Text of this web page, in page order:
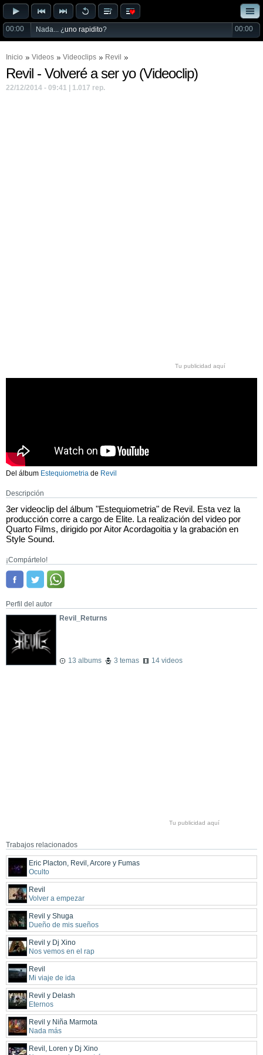
00:00 Nada... ¿uno rapidito? 00:00
Inicio Videos Videoclips Revil
Revil - Volveré a ser yo (Videoclip)
22/12/2014 - 09:41 | 1.017 rep.
Tu publicidad aquí
Del álbum Estequiometria de Revil
Descripción
3er videoclip del álbum "Estequiometria" de Revil. Esta vez la
producción corre a cargo de Elite. La realización del video por
Quarto Films, dirigido por Aitor Acordagoitia y la grabación en
Style Sound.
¡Compártelo!
Perfil del autor
Revil_Returns
13 albums 3 temas 14 videos
Tu publicidad aquí
Trabajos relacionados
Eric Placton, Revil, Arcore y Fumas
Oculto
Revil
Volver a empezar
Revil y Shuga
Dueño de mis sueños
Revil y Dj Xino
Nos vemos en el rap
Revil
Mi viaje de ida
Revil y Delash
Eternos
Revil y Niña Marmota
Nada más
Revil, Loren y Dj Xino